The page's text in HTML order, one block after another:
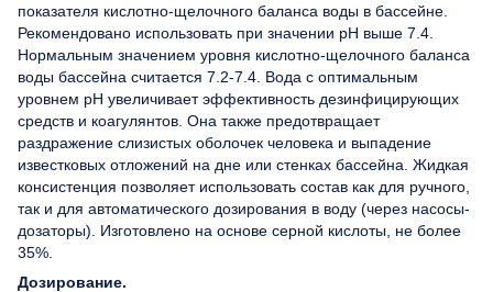
показателя кислотно-щелочного баланса воды в бассейне.
Рекомендовано использовать при значении pH выше 7.4.
Нормальным значением уровня кислотно-щелочного баланса
воды бассейна считается 7.2-7.4. Вода с оптимальным
уровнем pH увеличивает эффективность дезинфицирующих
средств и коагулянтов. Она также предотвращает
раздражение слизистых оболочек человека и выпадение
известковых отложений на дне или стенках бассейна. Жидкая
консистенция позволяет использовать состав как для ручного,
так и для автоматического дозирования в воду (через насосы-
дозаторы). Изготовлено на основе серной кислоты, не более
35%.
Дозирование.